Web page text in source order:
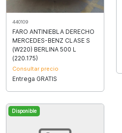
440109
FARO ANTINIEBLA DERECHO
MERCEDES-BENZ CLASE S
(W220) BERLINA 500 L
(220.175)
Consultar precio
Entrega GRATIS
Disponible